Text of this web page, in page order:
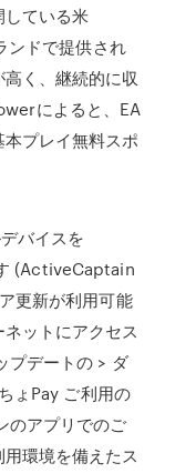
ている米
ドで提供され
く、継続的に収
によると、EA
プレイ無料スポ
バイスを
(ActiveCaptain
更新が利用可能
ットにアクセス
プデートの > ダ
ょPay ご利用の
のアプリでのご
環境を備えたス